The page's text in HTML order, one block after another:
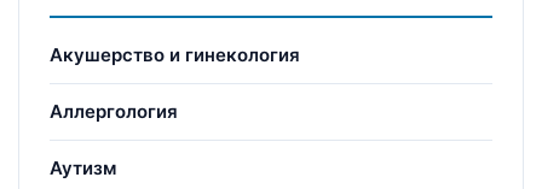
Акушерство и гинекология
Аллергология
Аутизм